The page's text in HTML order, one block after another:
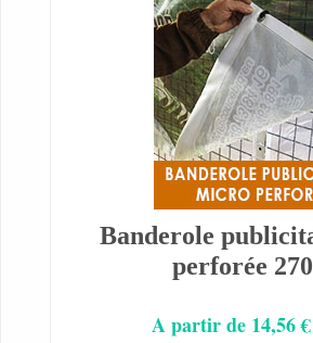
Banderole
perforée
A partir de 14,56